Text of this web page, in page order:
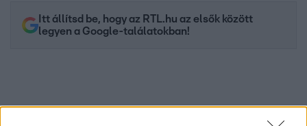
Itt állítsd be, hogy az RTL.hu az elsők között
legyen a Google-találatokban!